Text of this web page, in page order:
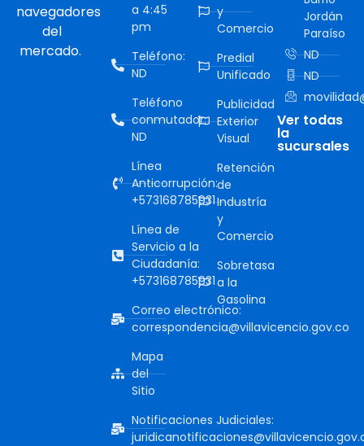
navegadores
del
mercado.
a 4:45
pm
Teléfono:
ND
Teléfono
conmutador:
ND
Línea
Anticorrupción:
+573168785931
Línea de
Servicio a la
Ciudadanía:
+573168785931
Correo electrónico:
correspondencia@villavicencio.gov.co
Mapa
del
Sitio
Notificaciones Judiciales:
y
Comercio
Predial
Unificado
Publicidad
Exterior
Visual
Retención
de
Industría
y
Comercio
Sobretasa
a la
Gasolina
Jordán
Paraíso
ND
ND
Ver todas
la
sucursales